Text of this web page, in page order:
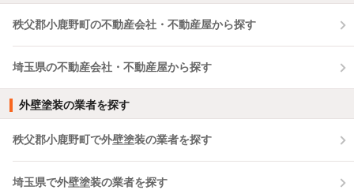
秩父郡小鹿野町の不動産会社・不動産屋から探す
埼玉県の不動産会社・不動産屋から探す
外壁塗装の業者を探す
秩父郡小鹿野町で外壁塗装の業者を探す
埼玉県で外壁塗装の業者を探す